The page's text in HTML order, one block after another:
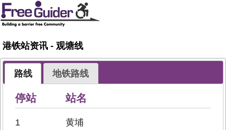
港铁站资讯 - 观塘线
路线 地铁路线
停站 站名
1
黄埔